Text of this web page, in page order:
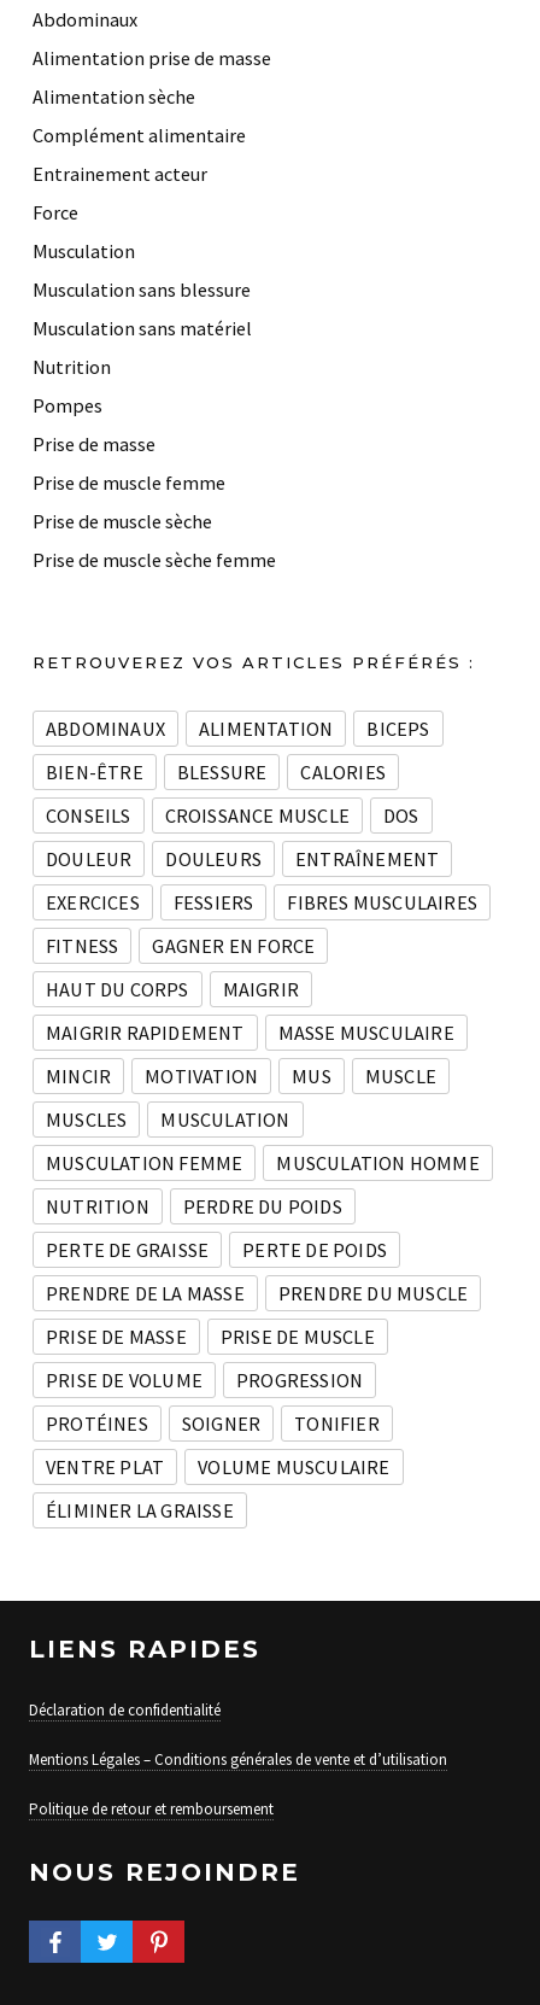
Abdominaux
Alimentation prise de masse
Alimentation sèche
Complément alimentaire
Entrainement acteur
Force
Musculation
Musculation sans blessure
Musculation sans matériel
Nutrition
Pompes
Prise de masse
Prise de muscle femme
Prise de muscle sèche
Prise de muscle sèche femme
RETROUVEREZ VOS ARTICLES PRÉFÉRÉS :
ABDOMINAUX ALIMENTATION
BICEPS
BIEN-ÊTRE
BLESSURE
CALORIES
CONSEILS
CROISSANCE MUSCLE
DOS
DOULEUR
DOULEURS
ENTRAÎNEMENT
EXERCICES
FESSIERS
FIBRES MUSCULAIRES
FITNESS
GAGNER EN FORCE
HAUT DU CORPS
MAIGRIR
MAIGRIR RAPIDEMENT
MASSE MUSCULAIRE
MINCIR
MOTIVATION MUS
MUSCLE
MUSCLES
MUSCULATION
MUSCULATION FEMME
MUSCULATION HOMME
NUTRITION
PERDRE DU POIDS
PERTE DE GRAISSE
PERTE DE POIDS
PRENDRE DE LA MASSE
PRENDRE DU MUSCLE
PRISE DE MASSE
PRISE DE MUSCLE
PRISE DE VOLUME
PROGRESSION
PROTÉINES
SOIGNER
TONIFIER
VENTRE PLAT
VOLUME MUSCULAIRE
ÉLIMINER LA GRAISSE
LIENS RAPIDES
Déclaration de confidentialité
Mentions Légales – Conditions générales de vente et d’utilisation
Politique de retour et remboursement
NOUS REJOINDRE
FACEBOOK PROFILE
TWITTER PROFILEPINTEREST PROFILE